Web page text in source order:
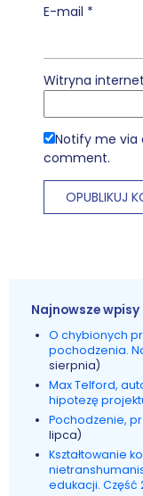
E-mail *
Witryna
Notify me via
comment.
Najnowsze wpisy
O chybionych
pochodzenia.
sierpnia)
Max Telford,
hipotezę
Pochodzenie,
lipca)
Kształtowanie
edukacji. Część